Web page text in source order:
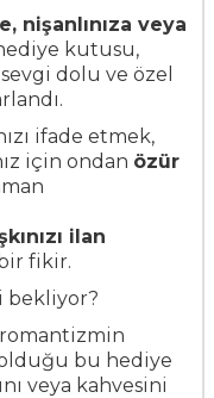
nişanlınıza veya
kutusu,
dolu ve özel
ifade etmek,
için ondan özür
ilan
fikir.
bekliyor?
bu hediye
veya kahvesini